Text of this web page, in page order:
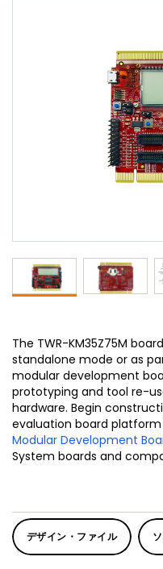
The TWR-KM35Z75M
standalone mode or as
modular development
prototyping and tool re-
hardware. Begin
evaluation board
Modular Development
System boards and
デザイン・ファイル